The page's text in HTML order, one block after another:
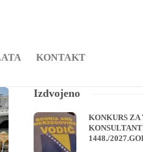
KONTAKT
Izdvojeno
KONKURS ZA
1448./